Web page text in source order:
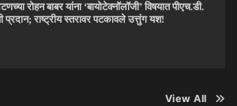
रोहन बाबर यांना ‘बायोटेक्नॉलॉजी’ विषयात पीएच.डी.
प्रदान; राष्ट्रीय स्तरावर पटकावले उत्तुंग यश!
View All